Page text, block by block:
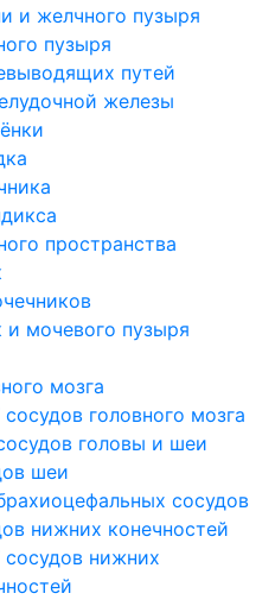
и желчного пузыря
пузыря
путей
железы
пространства
и мочевого пузыря
мозга
головного мозга
головы и шеи
шеи
сосудов
нижних конечностей
нижних